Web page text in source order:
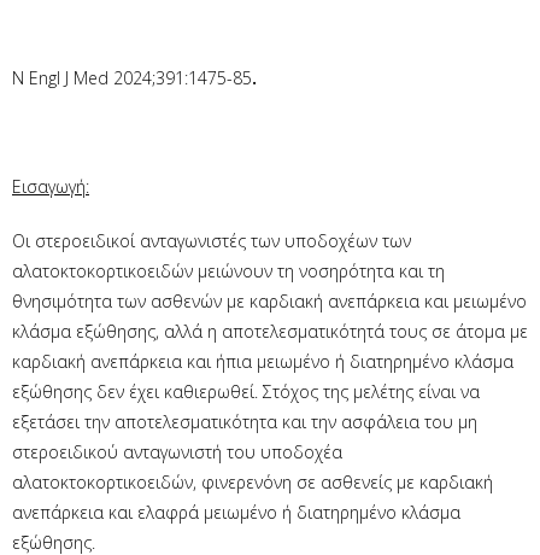
N Engl J Med 2024;391:1475-85.
Εισαγωγή:
Οι στεροειδικοί ανταγωνιστές των υποδοχέων των
αλατοκτοκορτικοειδών μειώνουν τη νοσηρότητα και τη
θνησιμότητα των ασθενών με καρδιακή ανεπάρκεια και μειωμένο
κλάσμα εξώθησης, αλλά η αποτελεσματικότητά τους σε άτομα με
καρδιακή ανεπάρκεια και ήπια μειωμένο ή διατηρημένο κλάσμα
εξώθησης δεν έχει καθιερωθεί. Στόχος της μελέτης είναι να
εξετάσει την αποτελεσματικότητα και την ασφάλεια του μη
στεροειδικού ανταγωνιστή του υποδοχέα
αλατοκτοκορτικοειδών, φινερενόνη σε ασθενείς με καρδιακή
ανεπάρκεια και ελαφρά μειωμένο ή διατηρημένο κλάσμα
εξώθησης.